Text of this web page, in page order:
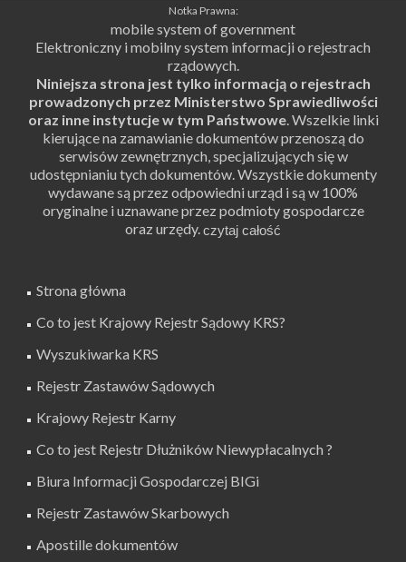
Notka Prawna:
mobile system of government
Elektroniczny i mobilny system informacji o rejestrach
rządowych.
Niniejsza strona jest tylko informacją o rejestrach
prowadzonych przez Ministerstwo Sprawiedliwości
oraz inne instytucje w tym Państwowe. Wszelkie linki
kierujące na zamawianie dokumentów przenoszą do
serwisów zewnętrznych, specjalizujących się w
udostępnianiu tych dokumentów. Wszystkie dokumenty
wydawane są przez odpowiedni urząd i są w 100%
oryginalne i uznawane przez podmioty gospodarcze
oraz urzędy.
Strona główna
Co to jest Krajowy Rejestr Sądowy KRS?
Wyszukiwarka KRS
Rejestr Zastawów Sądowych
Krajowy Rejestr Karny
Co to jest Rejestr Dłużników Niewypłacalnych ?
Biura Informacji Gospodarczej BIGi
Rejestr Zastawów Skarbowych
Apostille dokumentów